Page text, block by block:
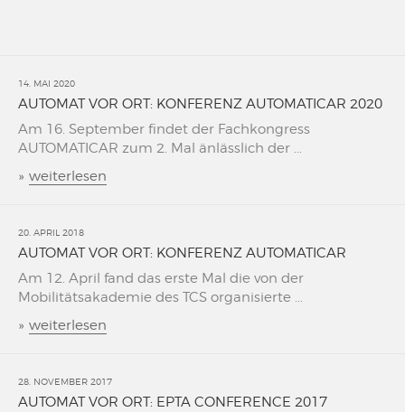
14. MAI 2020
AUTOMAT VOR ORT: KONFERENZ AUTOMATICAR 2020
Am 16. September findet der Fachkongress
AUTOMATICAR zum 2. Mal änlässlich der ...
» weiterlesen
20. APRIL 2018
AUTOMAT VOR ORT: KONFERENZ AUTOMATICAR
Am 12. April fand das erste Mal die von der
Mobilitätsakademie des TCS organisierte ...
» weiterlesen
28. NOVEMBER 2017
AUTOMAT VOR ORT: EPTA CONFERENCE 2017